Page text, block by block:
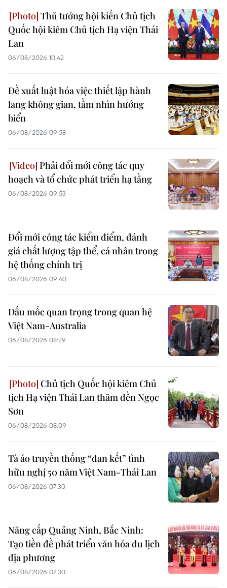
Thủ tướng hội kiến Chủ tịch
Quốc hội kiêm Chủ tịch Hạ viện Thái
Lan
06/08/2026 10:42
Đề xuất luật hóa việc thiết lập hành
lang không gian, tầm nhìn hướng
biển
06/08/2026 09:58
Phải đổi mới công tác quy
hoạch và tổ chức phát triển hạ tầng
06/08/2026 09:53
Đổi mới công tác kiểm điểm, đánh
giá chất lượng tập thể, cá nhân trong
hệ thống chính trị
06/08/2026 09:40
Dấu mốc quan trọng trong quan hệ
Việt Nam-Australia
06/08/2026 08:29
Chủ tịch Quốc hội kiêm Chủ
tịch Hạ viện Thái Lan thăm đền Ngọc
Sơn
06/08/2026 08:09
Tà áo truyền thống “đan kết” tình
hữu nghị 50 năm Việt Nam-Thái Lan
06/08/2026 07:30
Nâng cấp Quảng Ninh, Bắc Ninh:
Tạo tiền đề phát triển văn hóa du lịch
địa phương
06/08/2026 07:30